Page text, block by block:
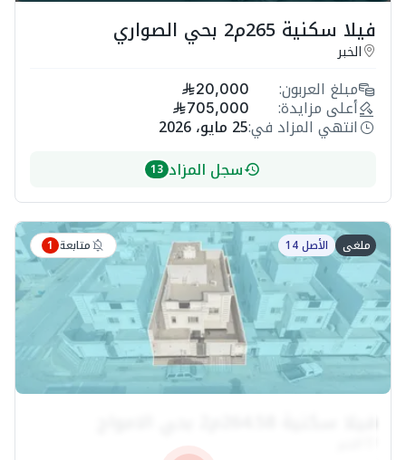
فيلا سكنية 265م2 بحي الصواري
الخبر
مبلغ العربون: 20,000
أعلى مزايدة: 705,000
انتهي المزاد في:25 مايو، 2026
سجل المزاد 13
ملغى الأصل 14 متابعة 1